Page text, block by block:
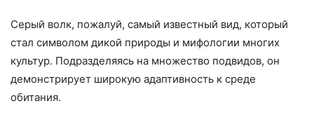
Серый волк, пожалуй, самый известный вид, который
стал символом дикой природы и мифологии многих
культур. Подразделяясь на множество подвидов, он
демонстрирует широкую адаптивность к среде
обитания.